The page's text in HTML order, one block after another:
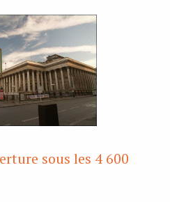
sous les 4 600